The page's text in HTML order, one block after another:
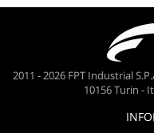
2011 - 2026 FPT Industrial
10156 Turin -